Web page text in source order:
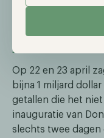
te gaan op de
Bitcoin ETF's
Op 22 en 23 april
bijna 1 miljard
getallen die het
inauguratie van
slechts twee